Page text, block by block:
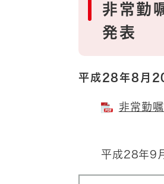
非常勤
発表
平成28年8月
非常勤
平成28年9月